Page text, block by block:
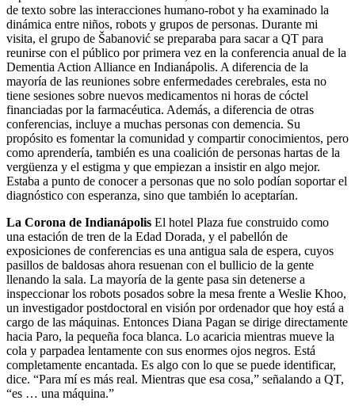
de texto sobre las interacciones humano-robot y ha examinado la
dinámica entre niños, robots y grupos de personas. Durante mi
visita, el grupo de Šabanović se preparaba para sacar a QT para
reunirse con el público por primera vez en la conferencia anual de la
Dementia Action Alliance en Indianápolis. A diferencia de la
mayoría de las reuniones sobre enfermedades cerebrales, esta no
tiene sesiones sobre nuevos medicamentos ni horas de cóctel
financiadas por la farmacéutica. Además, a diferencia de otras
conferencias, incluye a muchas personas con demencia. Su
propósito es fomentar la comunidad y compartir conocimientos, pero
como aprendería, también es una coalición de personas hartas de la
vergüenza y el estigma y que empiezan a insistir en algo mejor.
Estaba a punto de conocer a personas que no solo podían soportar el
diagnóstico con esperanza, sino que también lo aceptarían.
La Corona de Indianápolis El hotel Plaza fue construido como
una estación de tren de la Edad Dorada, y el pabellón de
exposiciones de conferencias es una antigua sala de espera, cuyos
pasillos de baldosas ahora resuenan con el bullicio de la gente
llenando la sala. La mayoría de la gente pasa sin detenerse a
inspeccionar los robots posados sobre la mesa frente a Weslie Khoo,
un investigador postdoctoral en visión por ordenador que hoy está a
cargo de las máquinas. Entonces Diana Pagan se dirige directamente
hacia Paro, la pequeña foca blanca. Lo acaricia mientras mueve la
cola y parpadea lentamente con sus enormes ojos negros. Está
completamente encantada. Es algo con lo que se puede identificar,
dice. “Para mí es más real. Mientras que esa cosa,” señalando a QT,
“es … una máquina.”